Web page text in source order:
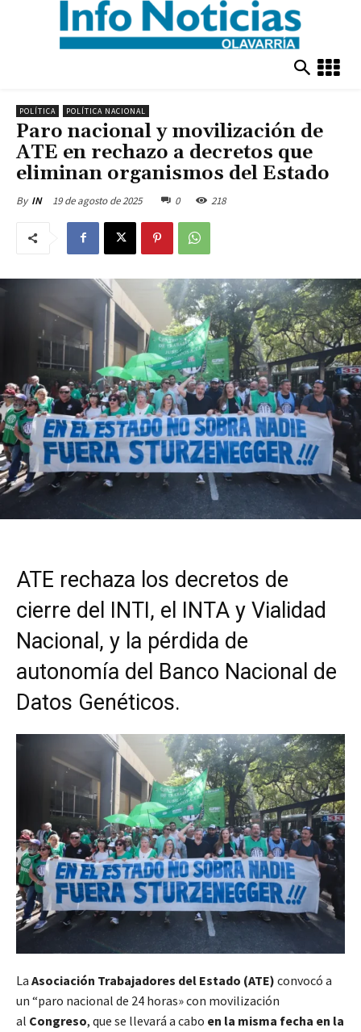
POLÍTICA POLÍTICA NACIONAL
Paro nacional y movilización de
ATE en rechazo a decretos que
eliminan organismos del Estado
By IN 19 de agosto de 2025 0 218
ATE rechaza los decretos de
cierre del INTI, el INTA y Vialidad
Nacional, y la pérdida de
autonomía del Banco Nacional de
Datos Genéticos.
La Asociación Trabajadores del Estado (ATE) convocó a
un “paro nacional de 24 horas» con movilización
al Congreso, que se llevará a cabo en la misma fecha en la